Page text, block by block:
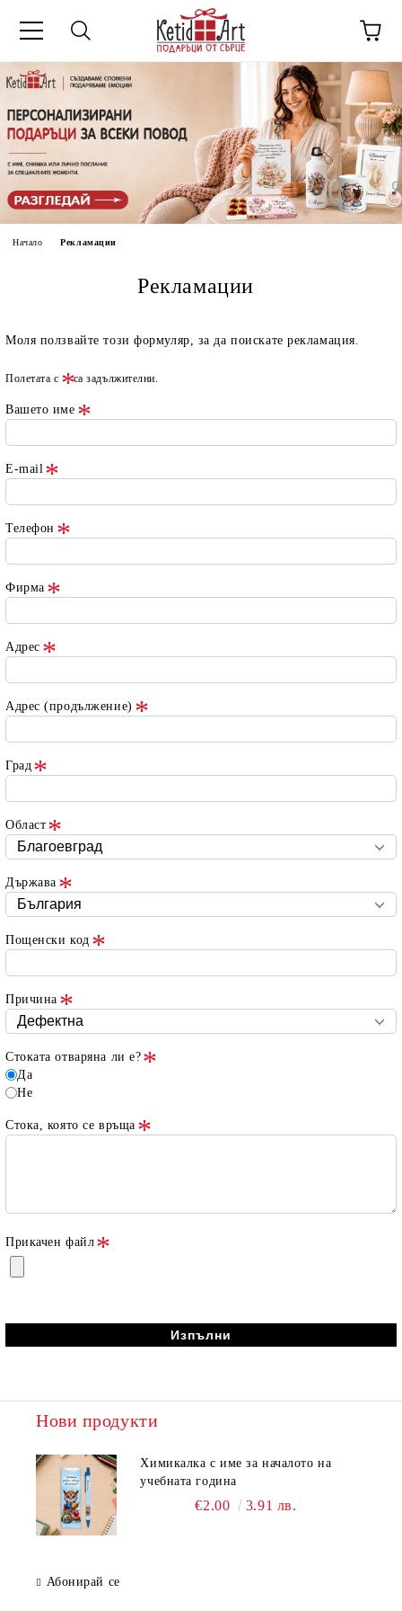
Начало Рекламации
Рекламации
Моля ползвайте този формуляр, за да поискате рекламация.
Полетата с са задължителни.
Вашето име
E-mail
Телефон
Фирма
Адрес
Адрес (продължение)
Град
Област
Държава
Пощенски код
Причина
Стоката отваряна ли е?
Да
Не
Стока, която се връща
Прикачен файл
Нови продукти
Химикалка с име за началото на
учебната година
€2.00 3.91 лв.
Абонирай се